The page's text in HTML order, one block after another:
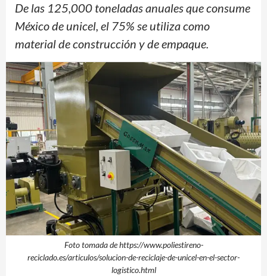
De las 125,000 toneladas anuales que consume
México de unicel, el 75% se utiliza como
material de construcción y de empaque.
Foto tomada de https://www.poliestireno-
reciclado.es/articulos/solucion-de-reciclaje-de-unicel-en-el-sector-
logistico.html